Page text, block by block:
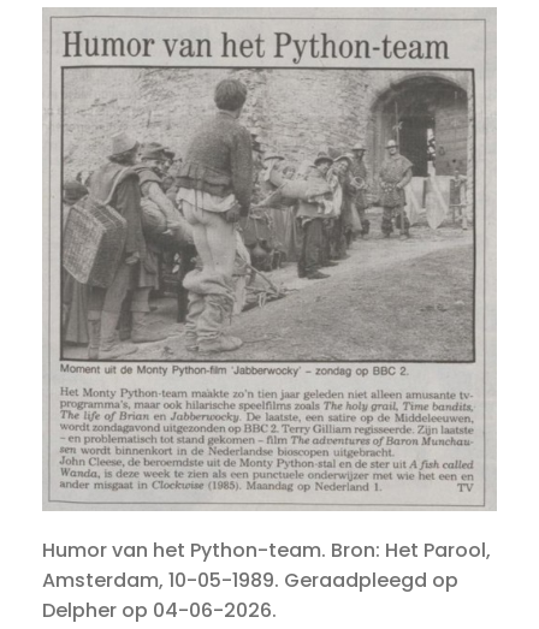
Humor van het Python-team. Bron: Het Parool,
Amsterdam, 10-05-1989. Geraadpleegd op
Delpher op 04-06-2026.